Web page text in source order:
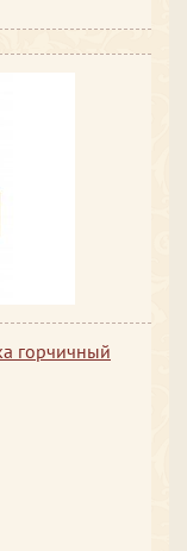
горчичный